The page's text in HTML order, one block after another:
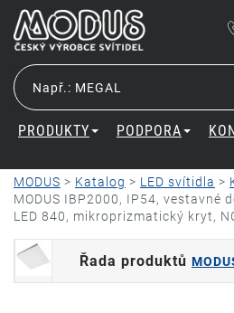
PRODUKTY PODPORA
MODUS > Katalog > LED svítidla >
MODUS IBP2000, IP54, vestavné
LED 840, mikroprizmatický kryt,
Řada produktů